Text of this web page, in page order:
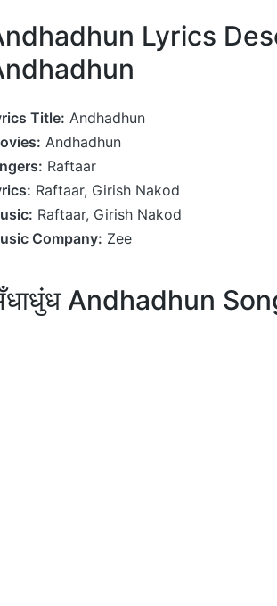
Lyrics
Title: Andhadhun
Andhadhun
Raftaar
Raftaar, Girish Nakod
Raftaar, Girish Nakod
Company: Zee
Andhadhun